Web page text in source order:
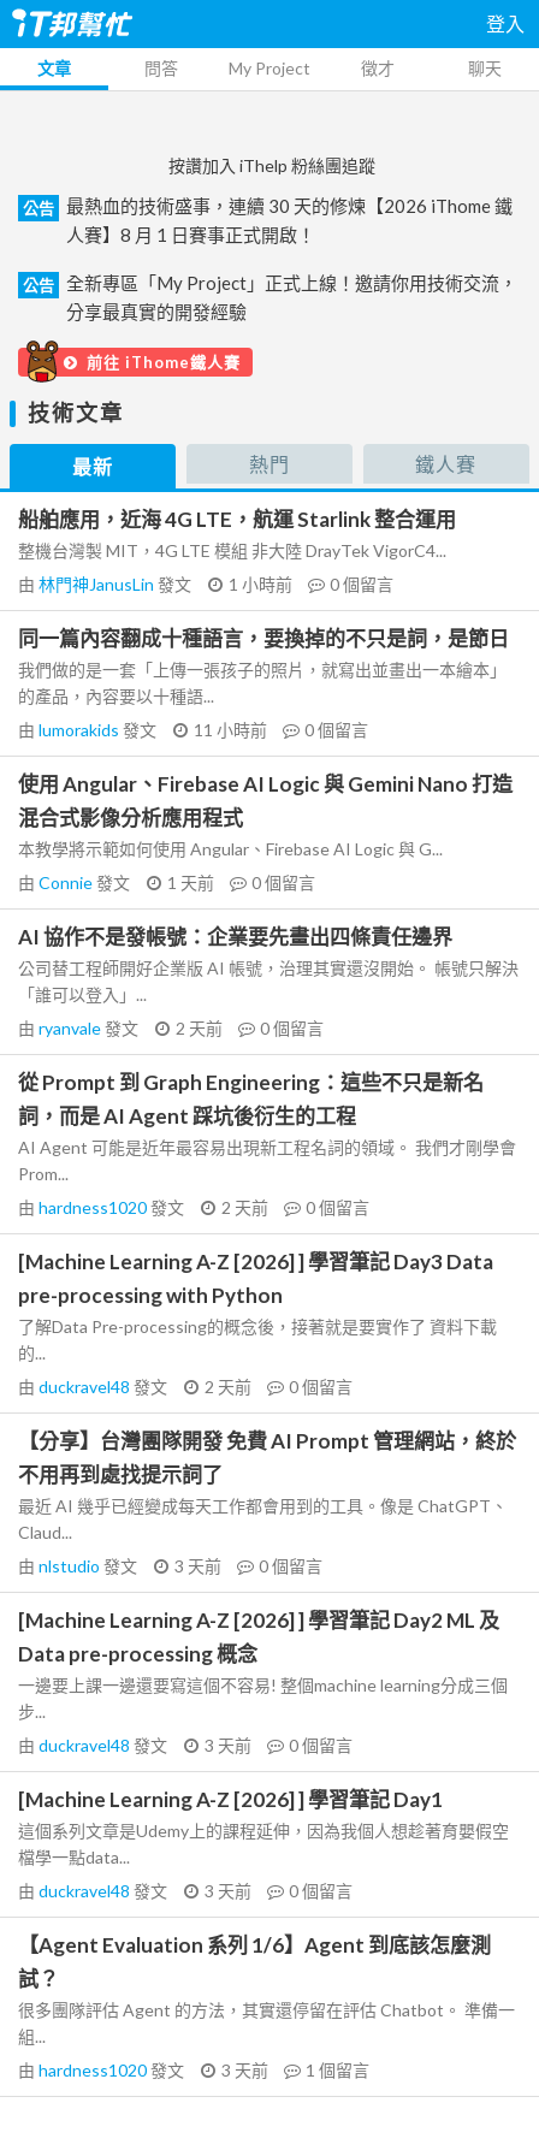
登入
文章 問答 My Project 徵才 聊天
按讚加入 iThelp 粉絲團追蹤
公告
最熱血的技術盛事，連續 30 天的修煉【2026 iThome 鐵
人賽】8 月 1 日賽事正式開啟！
公告
全新專區「My Project」正式上線！邀請你用技術交流，
分享最真實的開發經驗
前往 iThome鐵人賽
技術文章
最新 熱門 鐵人賽
船舶應用，近海 4G LTE，航運 Starlink 整合運用
整機台灣製 MIT，4G LTE 模組 非大陸 DrayTek VigorC4...
由 林門神JanusLin 發文 1 小時前 0個留言
同一篇內容翻成十種語言，要換掉的不只是詞，是節日
我們做的是一套「上傳一張孩子的照片，就寫出並畫出一本繪本」
的產品，內容要以十種語...
由 lumorakids 發文 11 小時前 0個留言
使用 Angular、Firebase AI Logic 與 Gemini Nano 打造
混合式影像分析應用程式
本教學將示範如何使用 Angular、Firebase AI Logic 與 G...
由 Connie發文 1 天前 0個留言
AI 協作不是發帳號：企業要先畫出四條責任邊界
公司替工程師開好企業版 AI 帳號，治理其實還沒開始。 帳號只解決
「誰可以登入」...
由 ryanvale發文 2 天前 0個留言
從 Prompt 到 Graph Engineering：這些不只是新名
詞，而是 AI Agent 踩坑後衍生的工程
AI Agent 可能是近年最容易出現新工程名詞的領域。 我們才剛學會
Prom...
由 hardness1020發文 2 天前 0個留言
[Machine Learning A-Z [2026] ] 學習筆記 Day3 Data
pre-processing with Python
了解Data Pre-processing的概念後，接著就是要實作了 資料下載
的...
由 duckravel48 發文 2 天前 0個留言
【分享】台灣團隊開發 免費 AI Prompt 管理網站，終於
不用再到處找提示詞了
最近 AI 幾乎已經變成每天工作都會用到的工具。像是 ChatGPT、
Claud...
由 nlstudio 發文 3 天前 0個留言
[Machine Learning A-Z [2026] ] 學習筆記 Day2 ML 及
Data pre-processing 概念
一邊要上課一邊還要寫這個不容易! 整個machine learning分成三個
步...
由 duckravel48 發文 3 天前 0個留言
[Machine Learning A-Z [2026] ] 學習筆記 Day1
這個系列文章是Udemy上的課程延伸，因為我個人想趁著育嬰假空
檔學一點data...
由 duckravel48 發文 3 天前 0個留言
【Agent Evaluation 系列 1/6】Agent 到底該怎麼測
試？
很多團隊評估 Agent 的方法，其實還停留在評估 Chatbot。 準備一
組...
由 hardness1020發文 3 天前 1 個留言